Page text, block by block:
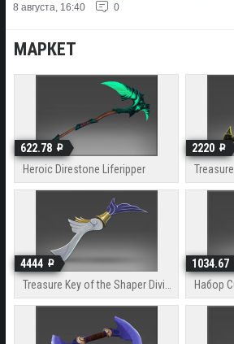
8 августа, 16:40 0
МАРКЕТ
622.78
Heroic Direstone Liferipper
2220
4444
1034.67
Набор